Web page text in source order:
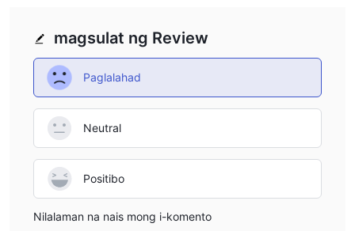
magsulat ng Review
Paglalahad
Neutral
Positibo
Nilalaman na nais mong i-komento